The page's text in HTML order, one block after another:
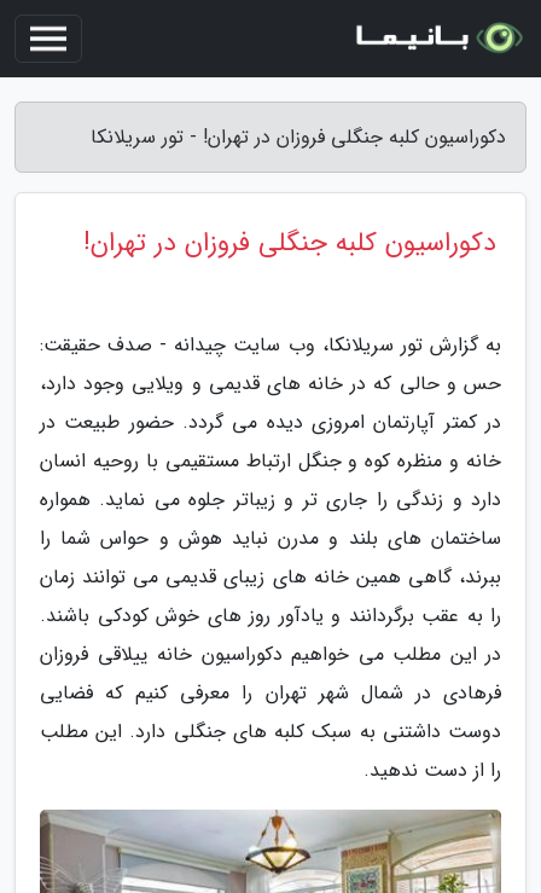
دکوراسیون کلبه جنگلی فروزان در تهران! - تور سریلانکا
دکوراسیون کلبه جنگلی فروزان در تهران!
به گزارش تور سریلانکا، وب سایت چیدانه - صدف حقیقت:
حس و حالی که در خانه های قدیمی و ویلایی وجود دارد،
در کمتر آپارتمان امروزی دیده می گردد. حضور طبیعت در
خانه و منظره کوه و جنگل ارتباط مستقیمی با روحیه انسان
دارد و زندگی را جاری تر و زیباتر جلوه می نماید. همواره
ساختمان های بلند و مدرن نباید هوش و حواس شما را
ببرند، گاهی همین خانه های زیبای قدیمی می توانند زمان
را به عقب برگردانند و یادآور روز های خوش کودکی باشند.
در این مطلب می خواهیم دکوراسیون خانه ییلاقی فروزان
فرهادى در شمال شهر تهران را معرفی کنیم که فضایی
دوست داشتنی به سبک کلبه های جنگلی دارد. این مطلب
را از دست ندهید.